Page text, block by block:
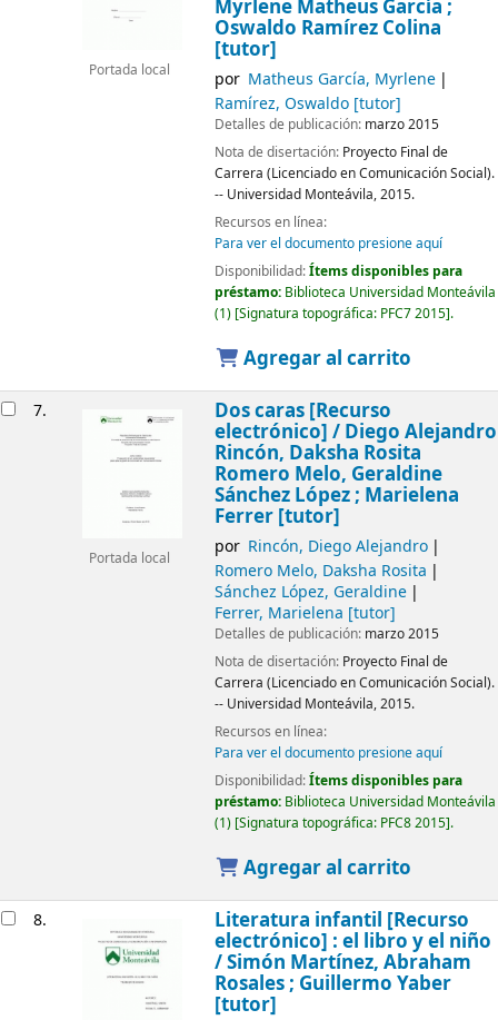
Portada local
Myrlene Matheus García ;
Oswaldo Ramírez Colina
[tutor]
por Matheus García, Myrlene
Ramírez, Oswaldo[tutor]
Detalles de publicación: marzo 2015
Nota de disertación: Proyecto Final de
Carrera (Licenciado en Comunicación Social).
-- Universidad Monteávila, 2015.
Recursos en línea:
Para ver el documento presione aquí
Disponibilidad:Ítems disponibles para
préstamo: Biblioteca Universidad Monteávila
(1) Signatura topográfica: PFC7 2015 .
Agregar al carrito
7.
Portada local
Dos caras [Recurso
electrónico] / Diego Alejandro
Rincón, Daksha Rosita
Romero Melo, Geraldine
Sánchez López ; Marielena
Ferrer [tutor]
por Rincón, Diego Alejandro
Romero Melo, Daksha Rosita
Sánchez López, Geraldine
Ferrer, Marielena [tutor]
Detalles de publicación: marzo 2015
Nota de disertación: Proyecto Final de
Carrera (Licenciado en Comunicación Social).
-- Universidad Monteávila, 2015.
Recursos en línea:
Para ver el documento presione aquí
Disponibilidad:Ítems disponibles para
préstamo: Biblioteca Universidad Monteávila
(1) Signatura topográfica: PFC8 2015 .
Agregar al carrito
8. Literatura infantil [Recurso
electrónico] : el libro y el niño
/Simón Martínez, Abraham
Rosales ; Guillermo Yaber
[tutor]